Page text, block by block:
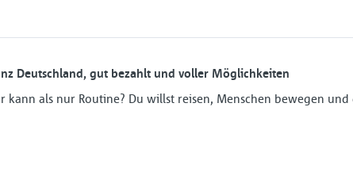
Deutschland, gut bezahlt und voller Möglichkeiten
kann als nur Routine? Du willst reisen, Menschen bewegen